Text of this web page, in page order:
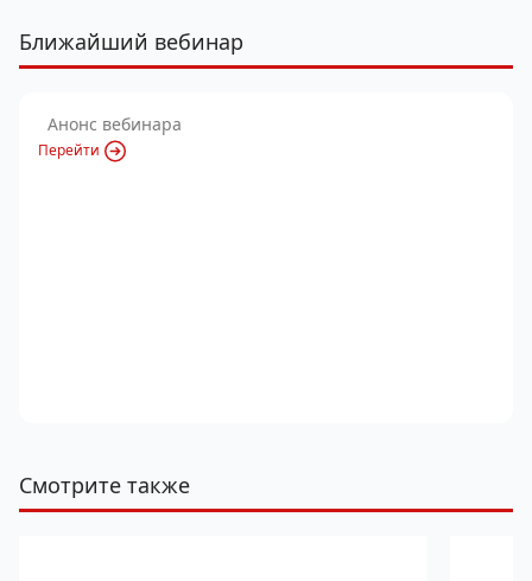
Ближайший вебинар
Анонс вебинара
Перейти
Смотрите также